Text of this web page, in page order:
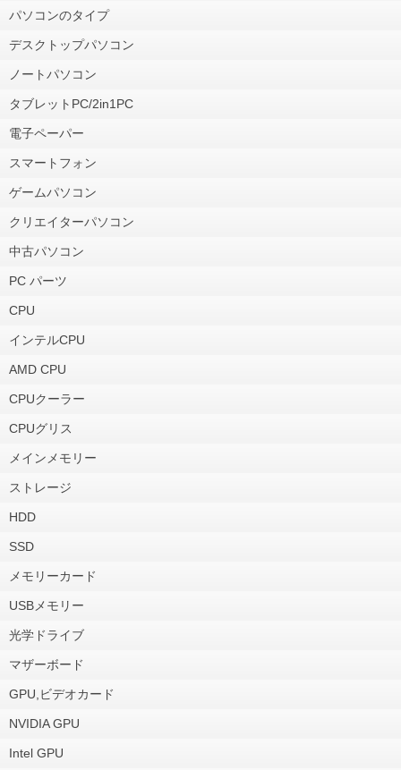
パソコンのタイプ
デスクトップパソコン
ノートパソコン
タブレットPC/2in1PC
電子ペーパー
スマートフォン
ゲームパソコン
クリエイターパソコン
中古パソコン
PC パーツ
CPU
インテルCPU
AMD CPU
CPUクーラー
CPUグリス
メインメモリー
ストレージ
HDD
SSD
メモリーカード
USBメモリー
光学ドライブ
マザーボード
GPU,ビデオカード
NVIDIA GPU
Intel GPU